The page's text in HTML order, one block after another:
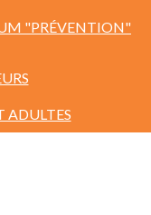
"PRÉVENTION"
ADULTES